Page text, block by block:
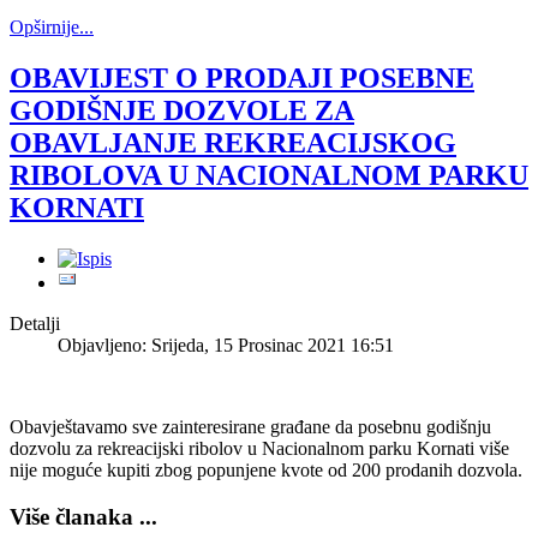
Opširnije...
OBAVIJEST O PRODAJI POSEBNE
GODIŠNJE DOZVOLE ZA
OBAVLJANJE REKREACIJSKOG
RIBOLOVA U NACIONALNOM PARKU
KORNATI
Detalji
Objavljeno: Srijeda, 15 Prosinac 2021 16:51
Obavještavamo sve zainteresirane građane da posebnu godišnju
dozvolu za rekreacijski ribolov u Nacionalnom parku Kornati više
nije moguće kupiti zbog popunjene kvote od 200 prodanih dozvola.
Više članaka ...